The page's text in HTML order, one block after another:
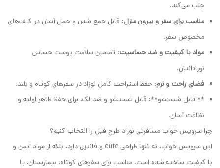
جلب می‌کند.
مناسب برای سفر و بیرون منزل: قابل جمع شدن و حمل آسان در کیف‌های
مخصوص سفر.
مواد با کیفیت و ضد حساسیت: تضمین سلامت پوست حساس
نوزادانتان.
فضای راحت و نرم: حفظ استراحت کامل نوزاد در سفرهای کوتاه و بلند.
** قابل شستشو**: قابل شستشو و ضد لک، برای حفظ ظاهر اولیه و
نظافت آسان.
چرا سرویس خواب مسافرتی نوزاد طرح فیل را انتخاب کنیم؟
این سرویس خواب، نه تنها طراحی cute و فانتزی دارد، بلکه از مواد ایمن و
با کیفیت ساخته شده است. مناسب برای سفرهای کوتاه، بیمارستان، یا